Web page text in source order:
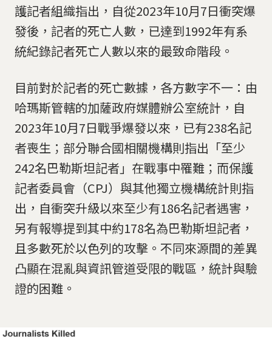
護記者組織指出，自從2023年10月7日衝突爆
發後，記者的死亡人數，已達到1992年有系
統紀錄記者死亡人數以來的最致命階段。
目前對於記者的死亡數據，各方數字不一：由
哈瑪斯管轄的加薩政府媒體辦公室統計，自
2023年10月7日戰爭爆發以來，已有238名記
者喪生；部分聯合國相關機構則指出「至少
242名巴勒斯坦記者」在戰事中罹難；而保護
記者委員會（CPJ）與其他獨立機構統計則指
出，自衝突升級以來至少有186名記者遇害，
另有報導提到其中約178名為巴勒斯坦記者，
且多數死於以色列的攻擊。不同來源間的差異
凸顯在混亂與資訊管道受限的戰區，統計與驗
證的困難。